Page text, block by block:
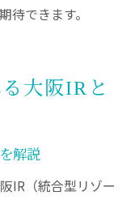
待できます。
大阪IRと
解説
IR（統合型リゾー